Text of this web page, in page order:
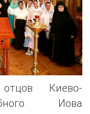
Киево-
Иова